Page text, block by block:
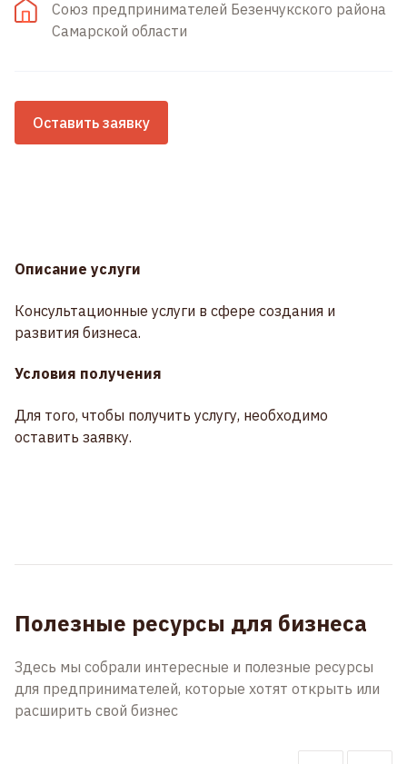
Союз предпринимателей Безенчукского района
Самарской области
Оставить заявку
Описание услуги
Консультационные услуги в сфере создания и
развития бизнеса.
Условия получения
Для того, чтобы получить услугу, необходимо
оставить заявку.
Полезные ресурсы для бизнеса
Здесь мы собрали интересные и полезные ресурсы
для предпринимателей, которые хотят открыть или
расширить свой бизнес